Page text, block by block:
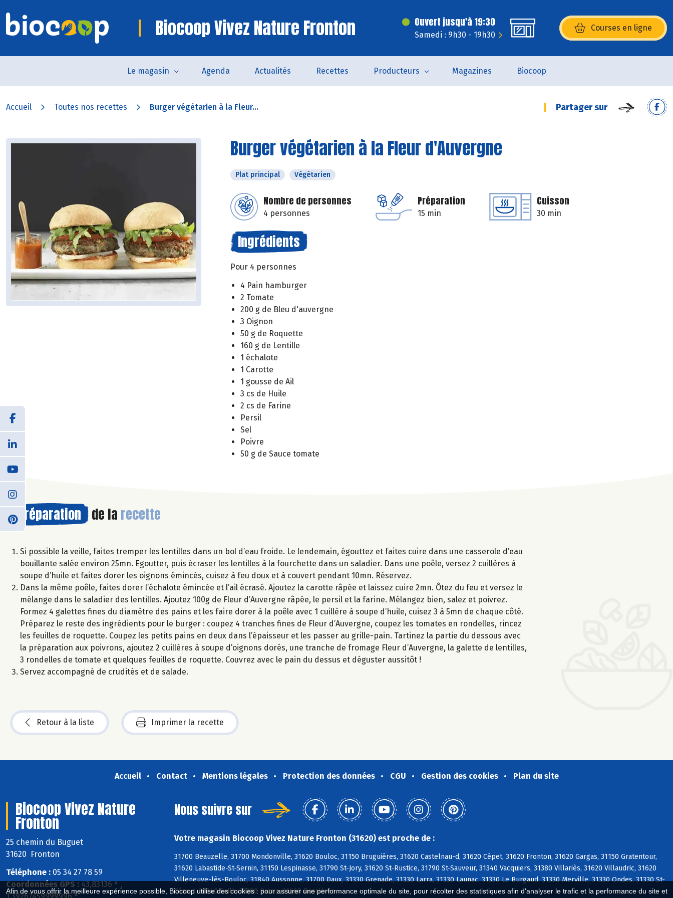
Afin de vous offrir la meilleure expérience possible, Biocoop utilise des cookies : pour assurer une performance optimale du site, pour récolter des statistiques afin d'analyser le trafic et la performance du site et
Biocoop Vivez Nature Fronton Ouvert jusqu'à 19:30
Samedi : 9h30 - 19h30
Courses en ligne
(s’ouvre dans une nouvelle
Le magasin Agenda Actualités Recettes Producteurs Magazines Biocoop
Accueil Toutes nos recettes Burger végétarien à la Fleur... Partager sur
Burger végétarien à la Fleur d'Auvergne
Plat principal Végétarien
Nombre de personnes
4 personnes
Préparation
15 min
Cuisson
30 min
Ingrédients
Pour 4 personnes
4 Pain hamburger
2 Tomate
200 g de Bleu d'auvergne
3 Oignon
50 g de Roquette
160 g de Lentille
1 échalote
1 Carotte
1 gousse de Ail
3 cs de Huile
2 cs de Farine
Persil
Sel
Poivre
50 g de Sauce tomate
Préparation de la recette
Si possible la veille, faites tremper les lentilles dans un bol d’eau froide. Le lendemain, égouttez et faites cuire dans une casserole d’eau
bouillante salée environ 25mn. Egoutter, puis écraser les lentilles à la fourchette dans un saladier. Dans une poêle, versez 2 cuillères à
soupe d’huile et faites dorer les oignons émincés, cuisez à feu doux et à couvert pendant 10mn. Réservez.
Dans la même poêle, faites dorer l’échalote émincée et l’ail écrasé. Ajoutez la carotte râpée et laissez cuire 2mn. Ôtez du feu et versez le
mélange dans le saladier des lentilles. Ajoutez 100g de Fleur d’Auvergne râpée, le persil et la farine. Mélangez bien, salez et poivrez.
Formez 4 galettes fines du diamètre des pains et les faire dorer à la poêle avec 1 cuillère à soupe d’huile, cuisez 3 à 5mn de chaque côté.
Préparez le reste des ingrédients pour le burger : coupez 4 tranches fines de Fleur d’Auvergne, coupez les tomates en rondelles, rincez
les feuilles de roquette. Coupez les petits pains en deux dans l’épaisseur et les passer au grille-pain. Tartinez la partie du dessous avec
la préparation aux poivrons, ajoutez 2 cuillères à soupe d’oignons dorés, une tranche de fromage Fleur d’Auvergne, la galette de lentilles,
3 rondelles de tomate et quelques feuilles de roquette. Couvrez avec le pain du dessus et déguster aussitôt !
Servez accompagné de crudités et de salade.
Retour à la liste Imprimer la recette
Accueil Contact Mentions légales Protection des données CGU Gestion des cookies Plan du site
Biocoop Vivez Nature
Fronton
25 chemin du Buguet
31620 Fronton
Téléphone : 05 34 27 78 59
Coordonnées GPS : 43,83136 ° ,
Nous suivre sur
Votre magasin Biocoop Vivez Nature Fronton (31620) est proche de :
31700 Beauzelle, 31700 Mondonville, 31620 Bouloc, 31150 Bruguières, 31620 Castelnau-d, 31620 Cépet, 31620 Fronton, 31620 Gargas, 31150 Gratentour,
31620 Labastide-St-Sernin, 31150 Lespinasse, 31790 St-Jory, 31620 St-Rustice, 31790 St-Sauveur, 31340 Vacquiers, 31380 Villariès, 31620 Villaudric, 31620
Villeneuve-lès-Bouloc, 31840 Aussonne, 31700 Daux, 31330 Grenade, 31330 Larra, 31330 Launac, 31330 Le Burgaud, 31330 Merville, 31330 Ondes, 31330 St-
Cézert, 31840 Seilh, 31380 Bazus, 31660 Bessières